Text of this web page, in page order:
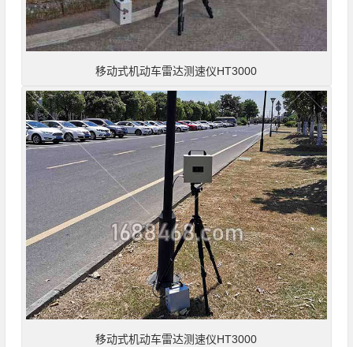
移动式机动车雷达测速仪HT3000
移动式机动车雷达测速仪HT3000